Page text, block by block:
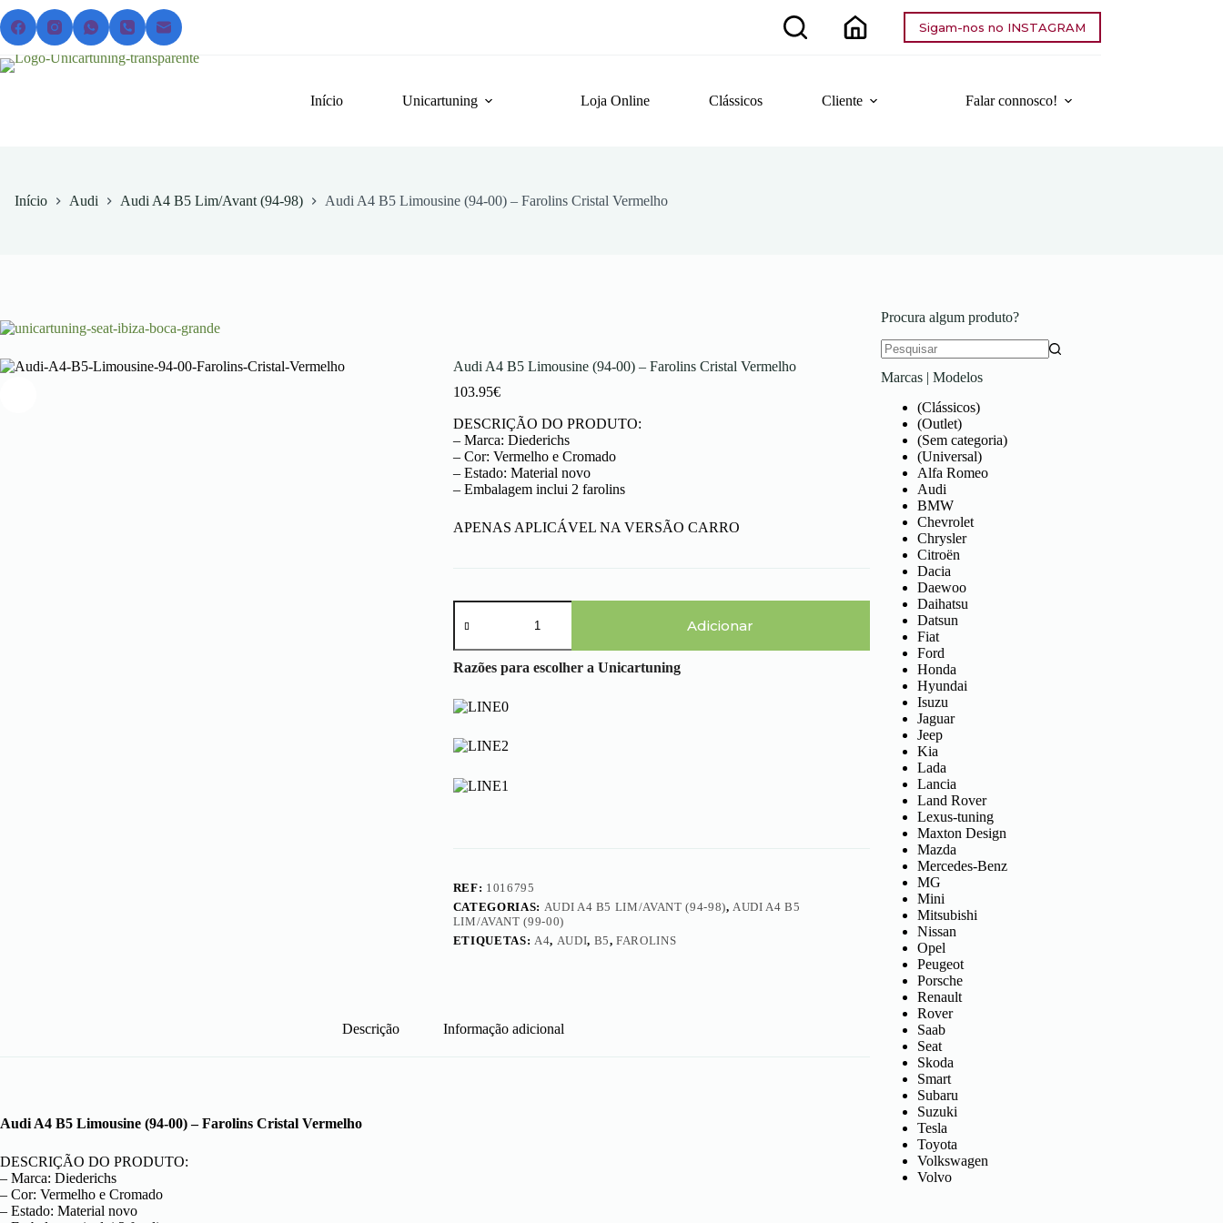
Pular
para
o
conteúdo
Sigam-nos no INSTAGRAM
Início Unicartuning Loja Online Clássicos Cliente Falar connosco!
Início Audi Audi A4 B5 Lim/Avant (94-98) Audi A4 B5 Limousine (94-00) – Farolins Cristal Vermelho
Audi A4 B5 Limousine (94-00) – Farolins Cristal Vermelho
103.95€
DESCRIÇÃO DO PRODUTO:
– Marca: Diederichs
– Cor: Vermelho e Cromado
– Estado: Material novo
– Embalagem inclui 2 farolins
APENAS APLICÁVEL NA VERSÃO CARRO
Quantidade
de
A4
B5
(94-
00)
Farolins
Vermelho
Adicionar
Razões para escolher a Unicartuning
REF: 1016795
CATEGORIAS: AUDI A4 B5 LIM/AVANT (94-98), AUDI A4 B5
LIM/AVANT (99-00)
ETIQUETAS: A4, AUDI, B5,FAROLINS
Descrição Informação adicional
Audi A4 B5 Limousine (94-00) – Farolins Cristal Vermelho
DESCRIÇÃO DO PRODUTO:
– Marca: Diederichs
– Cor: Vermelho e Cromado
– Estado: Material novo
Procura algum produto?
resultados
Marcas | Modelos
(Clássicos)
(Outlet)
(Sem categoria)
(Universal)
Alfa Romeo
Audi
BMW
Chevrolet
Chrysler
Citroën
Dacia
Daewoo
Daihatsu
Datsun
Fiat
Ford
Honda
Hyundai
Isuzu
Jaguar
Jeep
Kia
Lada
Lancia
Land Rover
Lexus-tuning
Maxton Design
Mazda
Mercedes-Benz
MG
Mini
Mitsubishi
Nissan
Opel
Peugeot
Porsche
Renault
Rover
Saab
Seat
Skoda
Smart
Subaru
Suzuki
Tesla
Toyota
Volkswagen
Volvo